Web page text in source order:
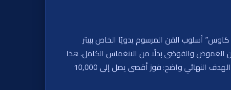
أسلوب الفن المرسوم يدويًا الخاص ببيتر
الغموض والفوضى بدلًا من الانغماس الكامل. هذا
التوتر الموضوعي، الذي لا يلتزم بأحد الهوية، يضيف إلى سحر اللعبة غير المتوقع. وسط الصور الغريبة والألوان المتضاربة، الهدف النهائي واضح: فوز أقصى يصل إلى 10,000